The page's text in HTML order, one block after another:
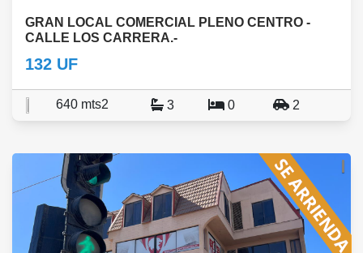
GRAN LOCAL COMERCIAL PLENO CENTRO -
CALLE LOS CARRERA.-
132 UF
640 mts2 3 0 2